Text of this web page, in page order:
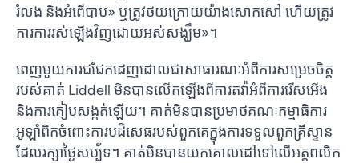
រំលង និង​អំពើ​បាប» ឬ​ត្រូវ​ថយ​ក្រោយ​យ៉ាង​សោកសៅ ហើយ​ត្រូវ
ការ​ការ​រស់ឡើងវិញ​ដោយ​អស់សង្ឃឹម»។
ពេញមួយការជជែកដេញដោលជាសាធារណៈអំពីការសម្រេចចិត្ត
របស់គាត់ Liddell មិនបានលើកឡើងពីការតវ៉ាអំពីការរើសអើង
និងការគៀបសង្កត់ឡើយ។ គាត់​មិន​បាន​ប្រមាថ​គណៈកម្មាធិការ​
អូឡាំពិក​ចំពោះ​ការ​បដិសេធ​របស់​ពួកគេ​ក្នុង​ការ​ទទួល​ពួក​គ្រីស្ទាន​
ដែល​រក្សា​ថ្ងៃ​សប្ប័ទ។ គាត់​មិន​បាន​យក​គោល​ដៅ​ទៅ​លើ​អត្តពលិក​